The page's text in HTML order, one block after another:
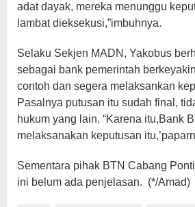
adat dayak, mereka menunggu
lambat dieksekusi,”imbuhnya.
Selaku Sekjen MADN, Yakobus
sebagai bank pemerintah
contoh dan segera melaksankan
Pasalnya putusan itu sudah final,
hukum yang lain. “Karena itu,Bank
melaksanakan keputusan
Sementara pihak BTN Cabang
ini belum ada penjelasan. (*/Amad)